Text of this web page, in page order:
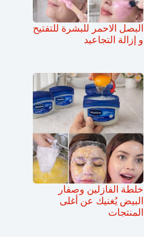
البصل الاحمر للبشرة للتفتيح
و إزالة التجاعيد
خلطة الفازلين وصفار
البيض يُغنيك عن أغلى
المنتجات